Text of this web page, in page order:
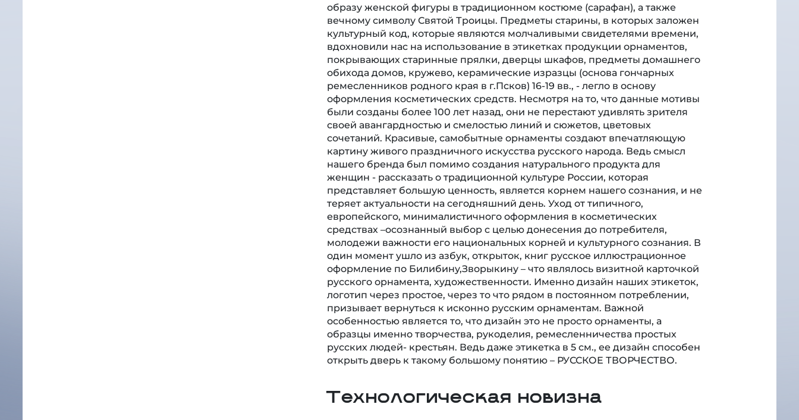
образу женской фигуры в традиционном костюме (сарафан), а также
вечному символу Святой Троицы. Предметы старины, в которых заложен
культурный код, которые являются молчаливыми свидетелями времени,
вдохновили нас на использование в этикетках продукции орнаментов,
покрывающих старинные прялки, дверцы шкафов, предметы домашнего
обихода домов, кружево, керамические изразцы (основа гончарных
ремесленников родного края в г.Псков) 16-19 вв., - легло в основу
оформления косметических средств. Несмотря на то, что данные мотивы
были созданы более 100 лет назад, они не перестают удивлять зрителя
своей авангардностью и смелостью линий и сюжетов, цветовых
сочетаний. Красивые, самобытные орнаменты создают впечатляющую
картину живого праздничного искусства русского народа. Ведь смысл
нашего бренда был помимо создания натурального продукта для
женщин - рассказать о традиционной культуре России, которая
представляет большую ценность, является корнем нашего сознания, и не
теряет актуальности на сегодняшний день. Уход от типичного,
европейского, минималистичного оформления в косметических
средствах –осознанный выбор с целью донесения до потребителя,
молодежи важности его национальных корней и культурного сознания. В
один момент ушло из азбук, открыток, книг русское иллюстрационное
оформление по Билибину,Зворыкину – что являлось визитной карточкой
русского орнамента, художественности. Именно дизайн наших этикеток,
логотип через простое, через то что рядом в постоянном потреблении,
призывает вернуться к исконно русским орнаментам. Важной
особенностью является то, что дизайн это не просто орнаменты, а
образцы именно творчества, рукоделия, ремесленничества простых
русских людей- крестьян. Ведь даже этикетка в 5 см., ее дизайн способен
открыть дверь к такому большому понятию – РУССКОЕ ТВОРЧЕСТВО.
Технологическая новизна